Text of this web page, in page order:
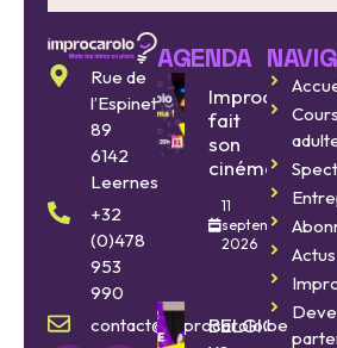
Rue de
l’Espinette
89
6142
Leernes
+32
(0)478
953
990
contact@improcarolo.be
AGENDA
Improcarolo
fait
son
cinéma
11
septembre
2026
BELGIQUE
Cours
Actus